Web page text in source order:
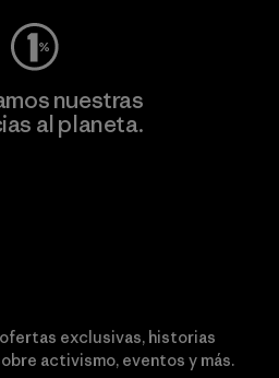
nuestras
al planeta.
exclusivas, historias
activismo, eventos y más.